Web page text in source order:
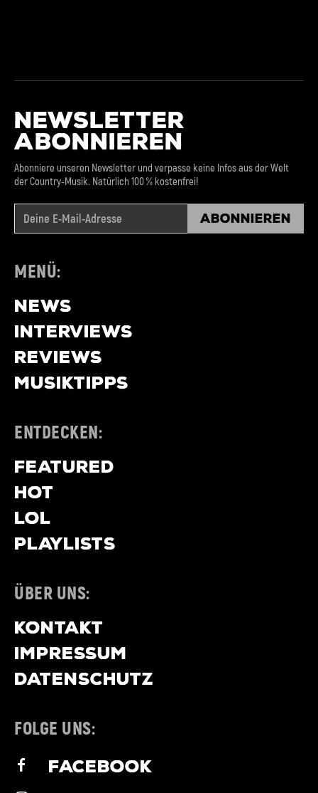
NEWSLETTER
ABONNIEREN
Abonniere unseren Newsletter und verpasse keine Infos aus der Welt
der Country-Musik. Natürlich 100 % kostenfrei!
Abonnieren
MENÜ:
NEWS
INTERVIEWS
REVIEWS
MUSIKTIPPS
ENTDECKEN:
FEATURED
HOT
LOL
PLAYLISTS
ÜBER UNS:
KONTAKT
IMPRESSUM
DATENSCHUTZ
FOLGE UNS:
FACEBOOK